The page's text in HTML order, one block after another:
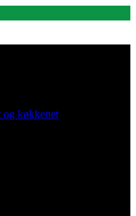
og køkkenet